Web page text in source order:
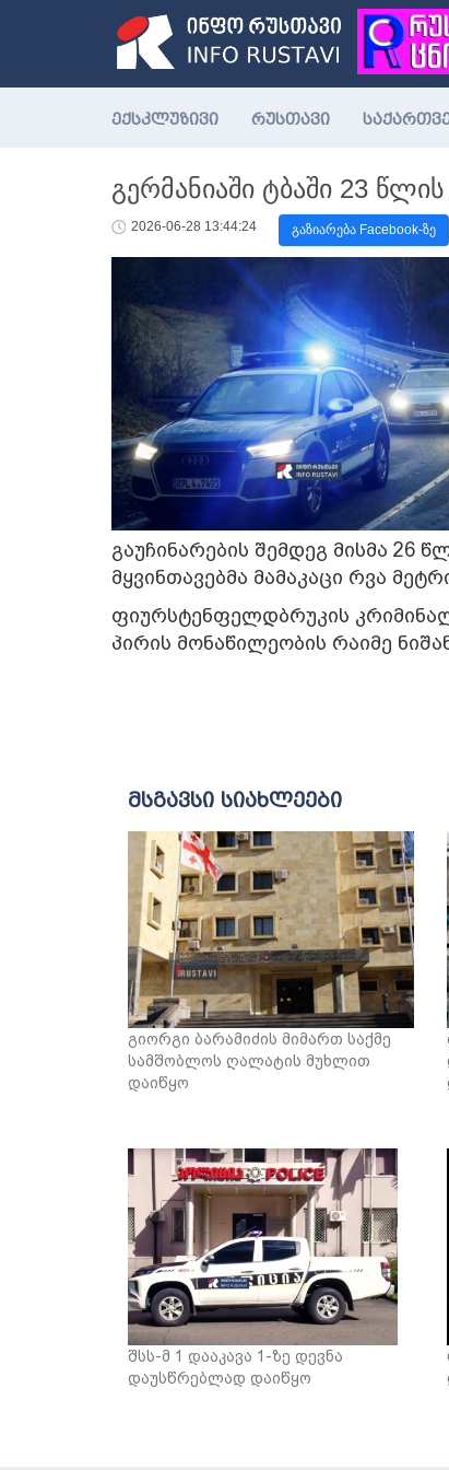
ექსკლუზივი რუსთავი
გერმანიაში ტბაში 23
2026-06-28 13:44:24 გაზიარება Facebook-ზე
გაუჩინარების შემდეგ მისმა 26
მყვინთავებმა მამაკაცი რვა
ფიურსტენფელდბრუკის
პირის მონაწილეობის რაიმე
მსგავსი სიახლეები
გიორგი ბარამიძის მიმართ საქმე
სამშობლოს ღალატის მუხლით
დაიწყო
შსს-მ 1 დააკავა 1-ზე დევნა
დაუსწრებლად დაიწყო